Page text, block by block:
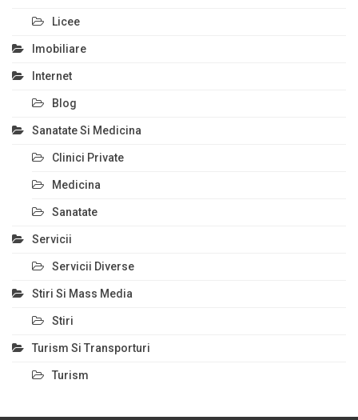
Licee
Imobiliare
Internet
Blog
Sanatate Si Medicina
Clinici Private
Medicina
Sanatate
Servicii
Servicii Diverse
Stiri Si Mass Media
Stiri
Turism Si Transporturi
Turism